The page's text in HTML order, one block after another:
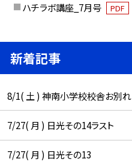
ハチラボ講座_7月号
PDF
新着記事
8/1( 土 ) 神南小学校校舎お別れ
7/27( 月 ) 日光その14ラスト
7/27( 月 ) 日光その13